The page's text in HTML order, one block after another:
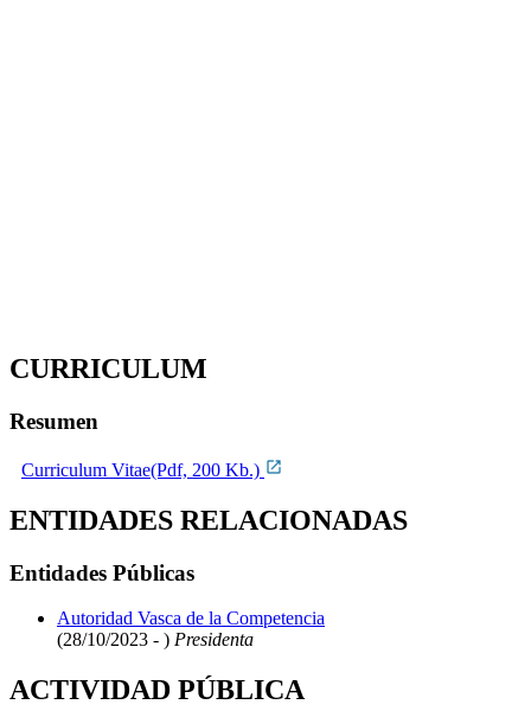
CURRICULUM
Resumen
Curriculum Vitae(Pdf, 200 Kb.)
ENTIDADES RELACIONADAS
Entidades Públicas
Autoridad Vasca de la Competencia
(28/10/2023 - ) Presidenta
ACTIVIDAD PÚBLICA